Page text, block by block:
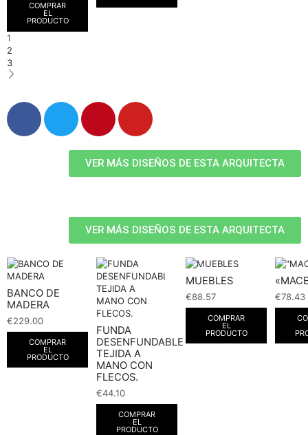
COMPRAR
EL
PRODUCTO
1
2
3
VER MÁS DISEÑOS DE ESTA ARQUITECTA
VER MÁS DISEÑOS DE ESTA ARQUITECTA
BANCO DE
MADERA
€229.00
COMPRAR
EL
PRODUCTO
FUNDA
DESENFUNDABLE
TEJIDA A
MANO CON
FLECOS.
€44.10
COMPRAR
EL
PRODUCTO
MUEBLES
€88.57
COMPRAR
EL
PRODUCTO
€78.43